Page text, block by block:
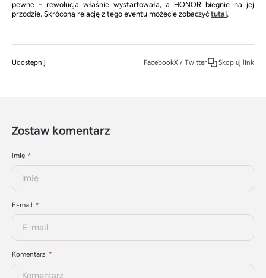
pewne – rewolucja właśnie wystartowała, a HONOR biegnie na jej
przodzie. Skróconą relację z tego eventu możecie zobaczyć tutaj.
Udostępnij FacebookX / Twitter Skopiuj link
Zostaw komentarz
Imię
E-mail
Komentarz